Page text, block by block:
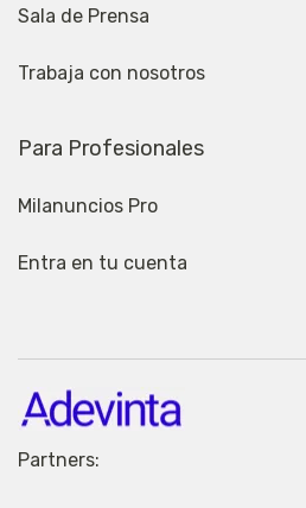
Sala de Prensa
Trabaja con nosotros
Para Profesionales
Milanuncios Pro
Entra en tu cuenta
Partners: